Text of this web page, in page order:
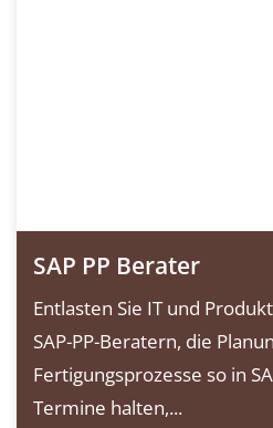
SAP PP Berater
Entlasten Sie IT und
SAP-PP-Beratern, die
Fertigungsprozesse so in
Termine halten,...